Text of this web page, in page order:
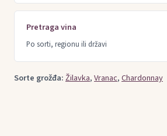
Pretraga vina
Po sorti, regionu ili državi
Sorte grožđa:Žilavka,Vranac,Chardonnay